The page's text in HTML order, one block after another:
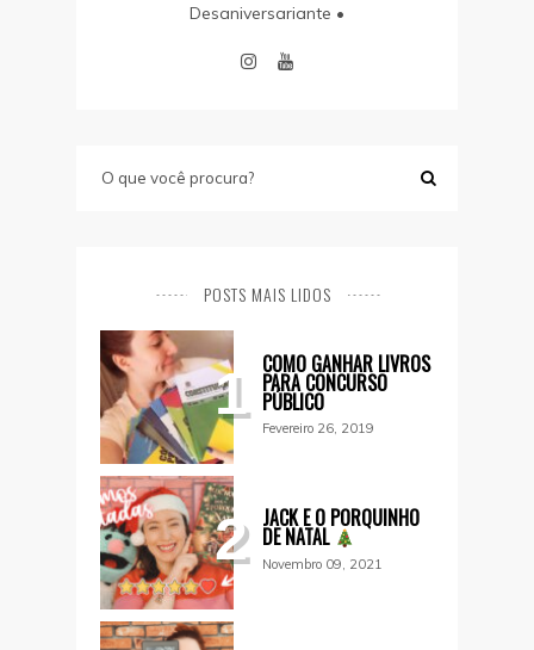
Desaniversariante •
POSTS MAIS LIDOS
1 COMO GANHAR LIVROS
PARA CONCURSO
PÚBLICO
Fevereiro 26, 2019
2 JACK E O PORQUINHO
DE NATAL
Novembro 09, 2021